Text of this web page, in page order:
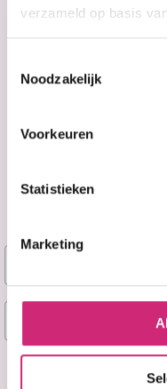
verzameld op basis
Noodzakelijk
Voorkeuren
Statistieken
Marketing
Naam
E-mail
Ja, stuur